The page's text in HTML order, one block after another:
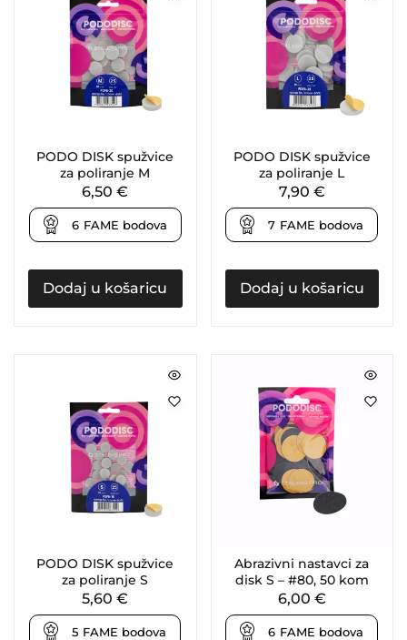
PODO DISK spužvice
za poliranje M
6,50€
6 FAME bodova
Dodaj u košaricu
PODO DISK spužvice
za poliranje L
7,90 €
7 FAME bodova
Dodaj u košaricu
PODO DISK spužvice
za poliranje S
5,60€
5 FAME bodova
Abrazivni nastavci za
disk S – #80, 50 kom
6,00 €
6 FAME bodova